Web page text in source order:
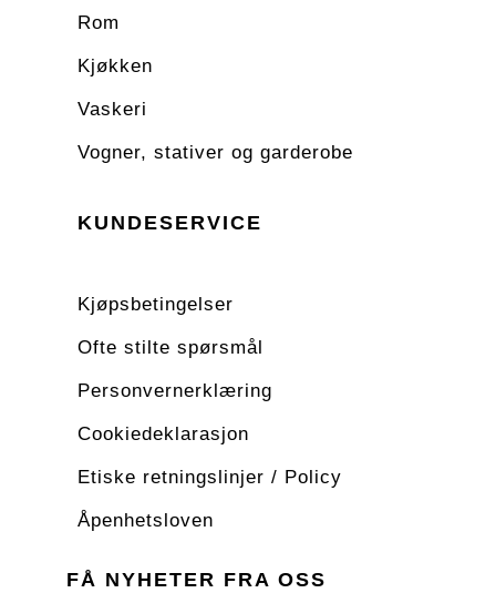
Rom
Kjøkken
Vaskeri
Vogner, stativer og garderobe
KUNDESERVICE
Kjøpsbetingelser
Ofte stilte spørsmål
Personvernerklæring
Cookiedeklarasjon
Etiske retningslinjer / Policy
Åpenhetsloven
FÅ NYHETER FRA OSS